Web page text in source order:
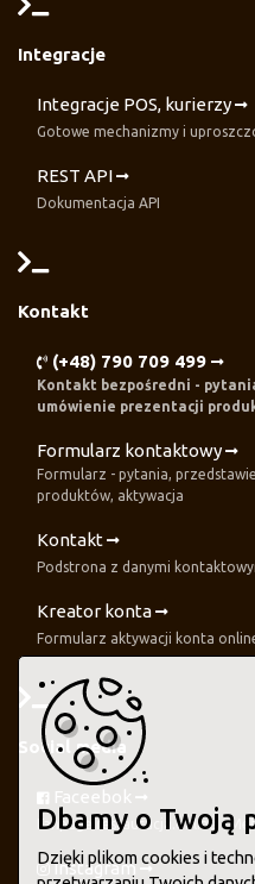
Integracje
Integracje POS, kurierzy
Gotowe mechanizmy i
REST API
Dokumentacja API
Kontakt
(+48) 790 709 499
Kontakt bezpośredni -
umówienie prezentacji
Formularz kontaktowy
Formularz - pytania,
produktów, aktywacja
Kontakt
Podstrona z danymi
Kreator konta
Formularz aktywacji konta
Social media
Faceebok
Fanpage restauracja.online -
Instagram
Dbamy o Twoją
Dzięki plikom cookies i